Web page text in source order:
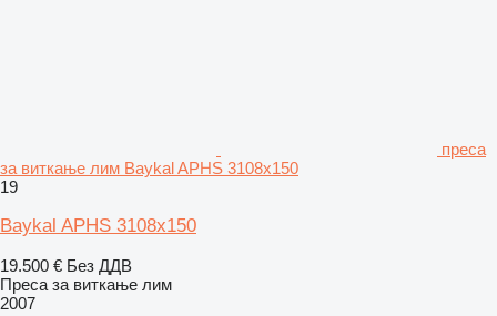
преса
за виткање лим Baykal APHS 3108x150
19
Baykal APHS 3108x150
19.500 € Без ДДВ
Преса за виткање лим
2007